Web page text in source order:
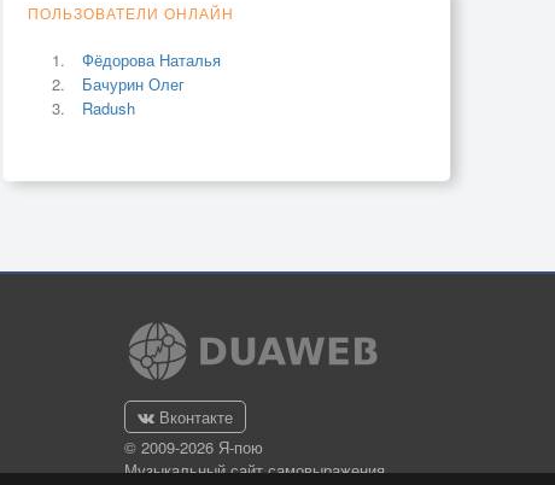
ПОЛЬЗОВАТЕЛИ ОНЛАЙН
Фёдорова Наталья
Бачурин Олег
Radush
Вконтакте
© 2009-2026 Я-пою
Музыкальный сайт самовыражения